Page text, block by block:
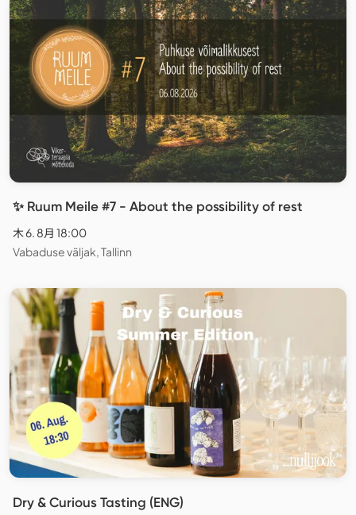
✨ Ruum Meile #7 - About the possibility of rest
木 6. 8月 18:00
Vabaduse väljak, Tallinn
Dry & Curious Tasting (ENG)